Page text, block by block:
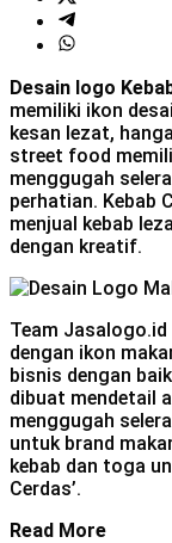
Desain logo
memiliki ikon
kesan lezat,
street food
menggugah
perhatian. Kebab
menjual kebab
dengan kreatif.
Team
dengan ikon
bisnis dengan
dibuat mendetail
menggugah
untuk brand
kebab dan toga
Cerdas’.
Read More